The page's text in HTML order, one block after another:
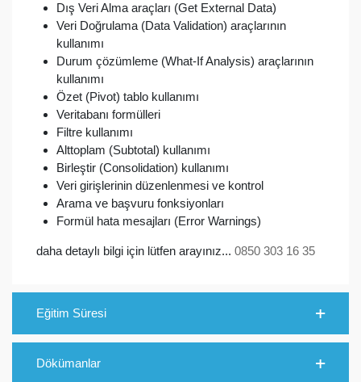
Dış Veri Alma araçları (Get External Data)
Veri Doğrulama (Data Validation) araçlarının
kullanımı
Durum çözümleme (What-If Analysis) araçlarının
kullanımı
Özet (Pivot) tablo kullanımı
Veritabanı formülleri
Filtre kullanımı
Alttoplam (Subtotal) kullanımı
Birleştir (Consolidation) kullanımı
Veri girişlerinin düzenlenmesi ve kontrol
Arama ve başvuru fonksiyonları
Formül hata mesajları (Error Warnings)
daha detaylı bilgi için lütfen arayınız... 0850 303 16 35
Eğitim Süresi
Dökümanlar